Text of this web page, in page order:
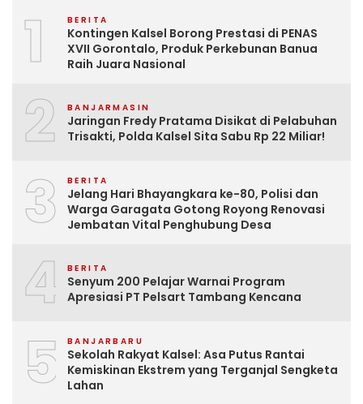
1 BERITA
Kontingen Kalsel Borong Prestasi di PENAS
XVII Gorontalo, Produk Perkebunan Banua
Raih Juara Nasional
2 BANJARMASIN
Jaringan Fredy Pratama Disikat di Pelabuhan
Trisakti, Polda Kalsel Sita Sabu Rp 22 Miliar!
3 BERITA
Jelang Hari Bhayangkara ke-80, Polisi dan
Warga Garagata Gotong Royong Renovasi
Jembatan Vital Penghubung Desa
4 BERITA
Senyum 200 Pelajar Warnai Program
Apresiasi PT Pelsart Tambang Kencana
5 BANJARBARU
Sekolah Rakyat Kalsel: Asa Putus Rantai
Kemiskinan Ekstrem yang Terganjal Sengketa
Lahan